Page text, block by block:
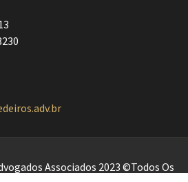
Associados 2023 ©Todos Os